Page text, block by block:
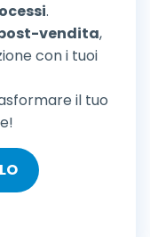
.
vendita,
con i tuoi
il tuo